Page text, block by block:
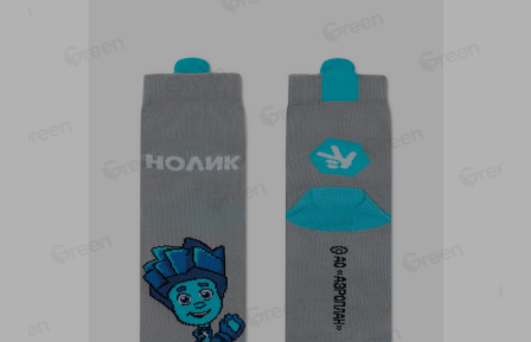
Play
AppGallery
+375 44 560-60-61
Время работы Call-центра: Пн.- Пт. с 09.00 до 17.00, СБ, ВС -
shop@green-market.by
Пишите нам свои вопросы, предложения и комментарии